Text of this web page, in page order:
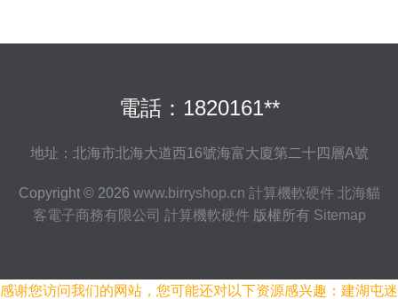
電話：1820161**
地址：北海市北海大道西16號海富大廈第二十四層A號
Copyright © 2026 www.birryshop.cn 計算機軟硬件 北海貓
客電子商務有限公司 計算機軟硬件版權所有 Sitemap
感谢您访问我们的网站，您可能还对以下资源感兴趣：建湖屯迷